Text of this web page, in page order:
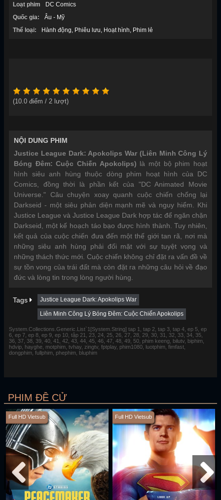
Loạt phim
DC Comics
Quốc gia:
Âu - Mỹ
Thể loại:
Hành động Phiêu lưu Hoạt hình Phim lẻ
(10.0 điểm / 2 lượt)
NỘI DUNG PHIM
Justice League Dark: Apokolips War (Liên Minh Công Lý
Bóng Đêm: Cuộc Chiến Apokolips) là một bộ phim hoạt
hình siêu anh hùng thuộc dòng phim hoạt hình của DC
Comics, đồng thời là phần kết của "DC Animated Movie
Universe." Câu chuyện xoay quanh cuộc chiến chống lại
Darkseid - một siêu phản diện mạnh mẽ và nguy hiểm. Khi
Justice League và Justice League Dark hợp tác để ngăn chặn
Darkseid, một kế hoạch táo bạo được hình thành. Tuy nhiên,
kết quả của cuộc chiến đưa đến một thế giới tan rã, nơi mà
những siêu anh hùng phải đối mặt với sự tuyệt vọng và
những thách thức mới. Cuộc chiến không chỉ đặt ra vấn đề về
sự tồn vong của trái đất mà còn đặt ra những câu hỏi về đạo
đức và lòng tin trong lòng người hùng.
Tags Justice League Dark: Apokolips War
Liên Minh Công Lý Bóng Đêm: Cuộc Chiến Apokolips
System.Collections.Generic.List`1[System.String] tap 1, tap 2, tap 3, tap 4, ep 5, ep
6, ep 7, ep 8, ep 9, ep 10, tập 21, 23, 24, 25, 26, 27, 28, 29, 30, 31, 32, 33, 34, 35,
36, 37, 38, 39, 40, 41, 42, 43, 44, 45, 46, 47, 48, 49, 50, phim keeng, bilutv, biphim,
hdvip, hayghe, motphim, tvhay, zingtv, fptplay, phim1080, luotphim, fimfast,
dongphim, fullphim, phephim, bluphim
PHIM ĐỀ CỬ
Full HD Vietsub Full HD Vietsub